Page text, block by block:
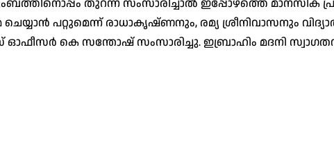
തുറന്ന് സംസാരിച്ചാൽ ഇപ്പോഴത്തെ മാനസിക
പറ്റുമെന്ന് രാധാകൃഷ്ണനും, രമ്യ ശ്രീനിവാസനും
ഓഫീസർ കെ സന്തോഷ് സംസാരിച്ചു. ഇബ്രാഹിം മദനി